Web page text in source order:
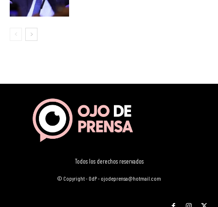
Todos los derechos reservados
© Copyright - OdP - ojodeprensa@hotmail.com